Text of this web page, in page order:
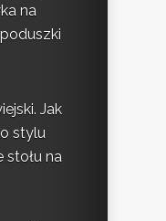
na
Jak
stylu
stołu na